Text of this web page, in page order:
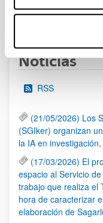
1 ...
Noticias
RSS
(21/05/2026) Los
(SGIker) organizan
la IA en
(17/03/2026) El
espacio al Servicio
trabajo que realiza el
hora de caracterizar
elaboración de